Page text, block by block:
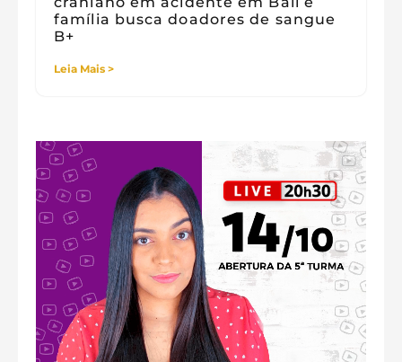
família busca doadores de sangue
B+
Leia Mais >